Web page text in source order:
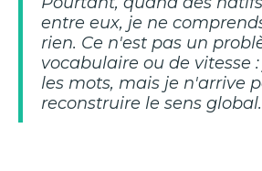
entre eux, je ne
rien. Ce n'est pas un
vocabulaire ou de vitesse
les mots, mais je n'arrive
reconstruire le sens